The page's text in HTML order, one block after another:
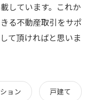
しています。これか
る不動産取引をサポ
て頂ければと思いま
ョン 戸建て